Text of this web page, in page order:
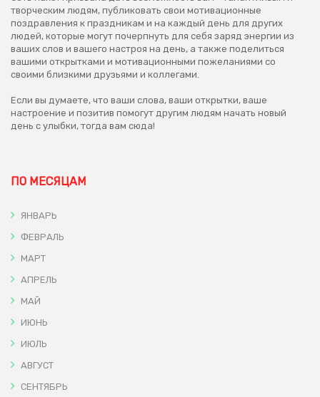
творческим людям, публиковать свои мотивационные
поздравления к праздникам и на каждый день для других
людей, которые могут почерпнуть для себя заряд энергии из
ваших слов и вашего настроя на день, а также поделиться
вашими открытками и мотивационными пожеланиями со
своими близкими друзьями и коллегами.
Если вы думаете, что ваши слова, ваши открытки, ваше
настроение и позитив помогут другим людям начать новый
день с улыбки, тогда вам сюда!
ПО МЕСЯЦАМ
ЯНВАРЬ
ФЕВРАЛЬ
МАРТ
АПРЕЛЬ
МАЙ
ИЮНЬ
ИЮЛЬ
АВГУСТ
СЕНТЯБРЬ